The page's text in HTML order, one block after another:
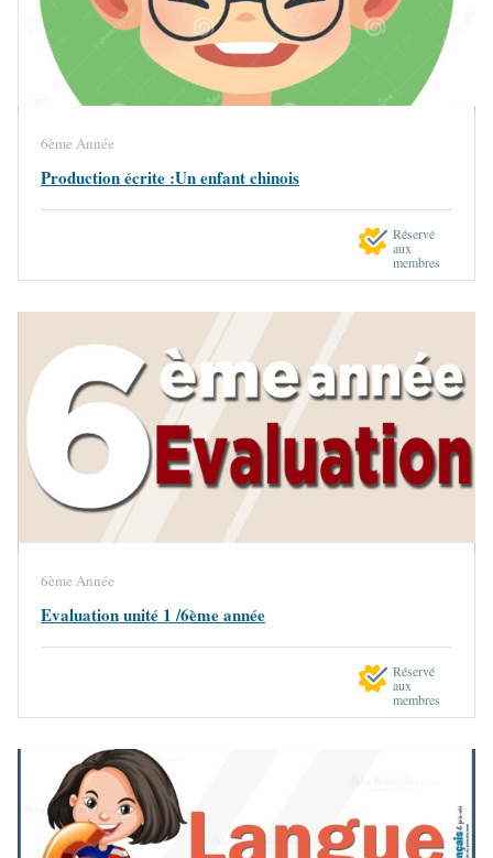
6ème Année
Production écrite :Un enfant chinois
Réservé
aux
membres
6ème Année
Evaluation unité 1 /6ème année
Réservé
aux
membres